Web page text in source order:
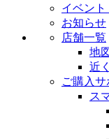
イベン
お知らせ
店舗一覧
地
近
ご購入サ
ス